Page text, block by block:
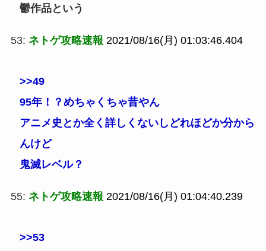
鬱作品という
53: ネトゲ攻略速報 2021/08/16(月) 01:03:46.404
>>49
95年！？めちゃくちゃ昔やん
アニメ史とか全く詳しくないしどれほどか分から
んけど
鬼滅レベル？
55: ネトゲ攻略速報 2021/08/16(月) 01:04:40.239
>>53